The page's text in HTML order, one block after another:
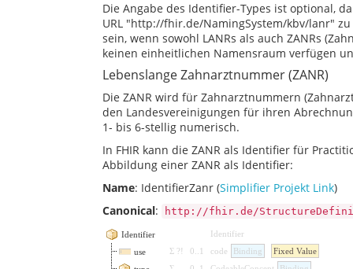
Die Angabe des Identifier-Types ist optional,
URL "http://fhir.de/NamingSystem/kbv/lanr"
sein, wenn sowohl LANRs als auch ZANRs
keinen einheitlichen Namensraum verfügen
Lebenslange Zahnarztnummer (ZANR)
Die ZANR wird für Zahnarztnummern
den Landesvereinigungen für ihren
1- bis 6-stellig numerisch.
In FHIR kann die ZANR als Identifier für
Abbildung einer ZANR als Identifier:
Name: IdentifierZanr (Simplifier Projekt Link)
Canonical: http://fhir.de/
Identifier
Identifier
use
Σ ?! 0 1 code Binding
Fixed Value